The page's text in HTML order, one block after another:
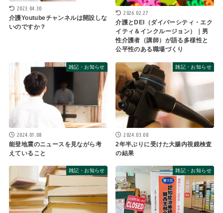
2023.04.30
介護Youtubeチャンネルは開設しな
いのですか？
2026.02.27
介護とDEI（ダイバーシティ・エク
イティ＆インクルージョン）｜男
性介護者（講師）が語る多様性と
公平性のある職場づくり
雑記・お知らせ
2024.01.08
能登地震のニュースを見ながら考
えていること
雑記・お知らせ
2024.03.08
2年半ぶりに受けた大腸内視鏡検査
の結果
雑記・お知らせ 雑記・お知らせ